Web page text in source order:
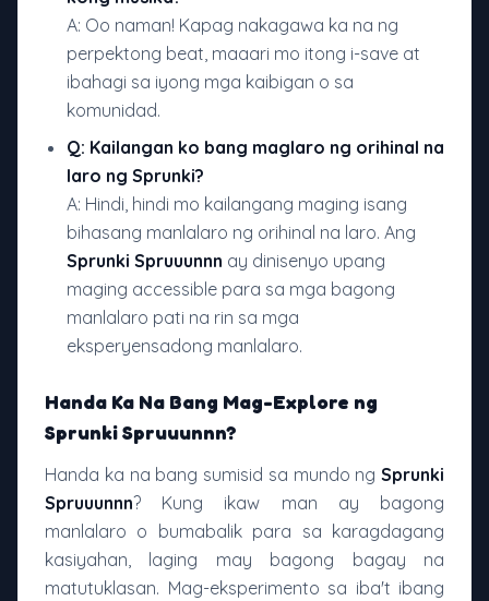
A: Oo naman! Kapag nakagawa ka na ng
perpektong beat, maaari mo itong i-save at
ibahagi sa iyong mga kaibigan o sa
komunidad.
Q: Kailangan ko bang maglaro ng orihinal na
laro ng Sprunki?
A: Hindi, hindi mo kailangang maging isang
bihasang manlalaro ng orihinal na laro. Ang
Sprunki Spruuunnn ay dinisenyo upang
maging accessible para sa mga bagong
manlalaro pati na rin sa mga
eksperyensadong manlalaro.
Handa Ka Na Bang Mag-Explore ng
Sprunki Spruuunnn?
Handa ka na bang sumisid sa mundo ng Sprunki
Spruuunnn? Kung ikaw man ay bagong
manlalaro o bumabalik para sa karagdagang
kasiyahan, laging may bagong bagay na
matutuklasan. Mag-eksperimento sa iba't ibang